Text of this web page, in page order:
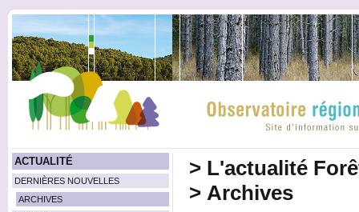
ACTUALITÉ
DERNIÈRES NOUVELLES
ARCHIVES
> L'actualité
> Archives